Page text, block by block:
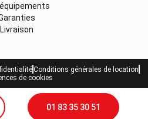
Livraison
Conditions générales de location
de cookies
01 83 35 30 51